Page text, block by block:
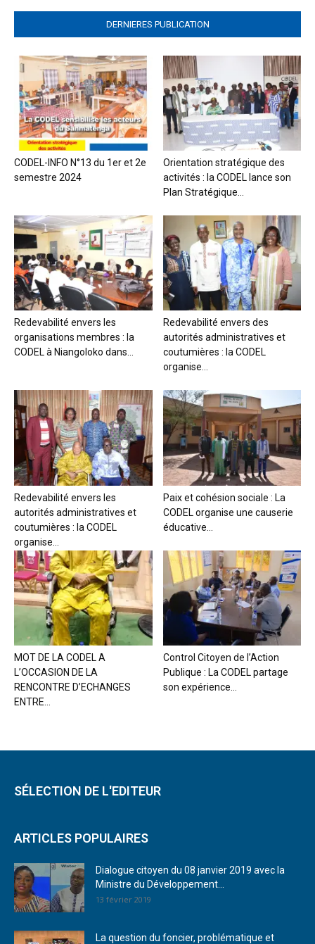
DERNIERES PUBLICATION
CODEL-INFO N°13 du 1er et 2e
semestre 2024
Orientation stratégique des
activités : la CODEL lance son
Plan Stratégique...
Redevabilité envers les
organisations membres : la
CODEL à Niangoloko dans...
Redevabilité envers des
autorités administratives et
coutumières : la CODEL
organise...
Redevabilité envers les
autorités administratives et
coutumières : la CODEL
organise...
Paix et cohésion sociale : La
CODEL organise une causerie
éducative...
MOT DE LA CODEL A
L’OCCASION DE LA
RENCONTRE D’ECHANGES
ENTRE...
Control Citoyen de l’Action
Publique : La CODEL partage
son expérience...
SÉLECTION DE L'EDITEUR
ARTICLES POPULAIRES
Dialogue citoyen du 08 janvier 2019 avec la
Ministre du Développement...
13 février 2019
La question du foncier, problématique et